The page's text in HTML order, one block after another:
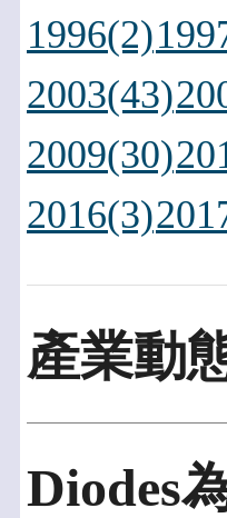
1996(2)
2003(43)
2009(30)
2016(3)
產業動
Diodes